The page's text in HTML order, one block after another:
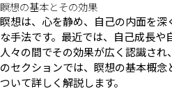
瞑想の基本とその効果
瞑想は、心を静め、自己の内面を
な手法です。最近では、自己成長や
人々の間でその効果が広く認識され
のセクションでは、瞑想の基本概念
ついて詳しく解説します。